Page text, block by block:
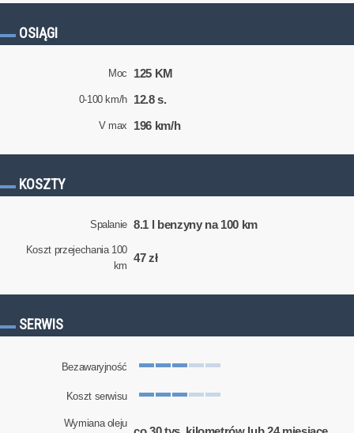
OSIĄGI
Moc 125 KM
0-100 km/h 12.8 s.
V max 196 km/h
KOSZTY
Spalanie 8.1 l benzyny na 100 km
Koszt przejechania 100
km
47 zł
SERWIS
Bezawaryjność
Koszt serwisu
Wymiana oleju